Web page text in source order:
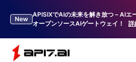
New
APISIXでAIの未来を解き放つ – AIエ
オープンソースAIゲートウェイ！
詳